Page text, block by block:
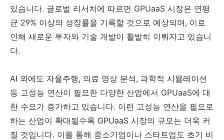
있습니다. 글로벌 리서치에 따르면 GPUaaS 시장은 연평
균 29% 이상의 성장률을 기록할 것으로 예상되며, 이로
인해 새로운 투자와 기술 개발이 활발히 이뤄지고 있습니
다.
AI 외에도 자율주행, 의료 영상 분석, 과학적 시뮬레이션
등 고성능 연산이 필요한 다양한 산업에서 GPUaaS에 대
한 수요가 증가하고 있습니다. 이런 고성능 연산을 필요로
하는 산업이 확대될수록 GPUaaS 시장의 규모는 더욱 커
질 것입니다. 이를 통해 중소기업이나 스타트업도 초기 비